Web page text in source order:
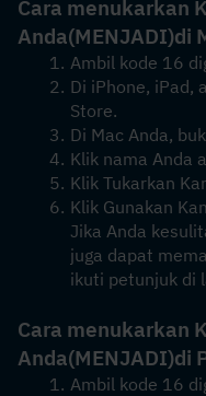
Cara menukarkan
Anda(MENJADI)di
Ambil kode 16
Di iPhone, iPad,
Store.
Di Mac Anda,
Klik nama Anda
Klik Tukarkan
Klik Gunakan
Jika Anda
juga dapat
ikuti petunjuk di
Cara menukarkan
Anda(MENJADI)di
Ambil kode 16